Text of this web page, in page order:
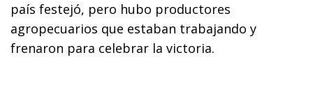
país festejó, pero hubo productores
agropecuarios que estaban trabajando y
frenaron para celebrar la victoria.